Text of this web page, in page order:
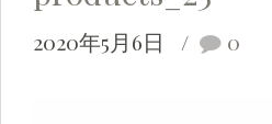
2020年5月6日 0